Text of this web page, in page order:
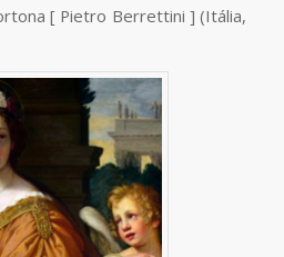
[ Pietro Berrettini ] (Itália,